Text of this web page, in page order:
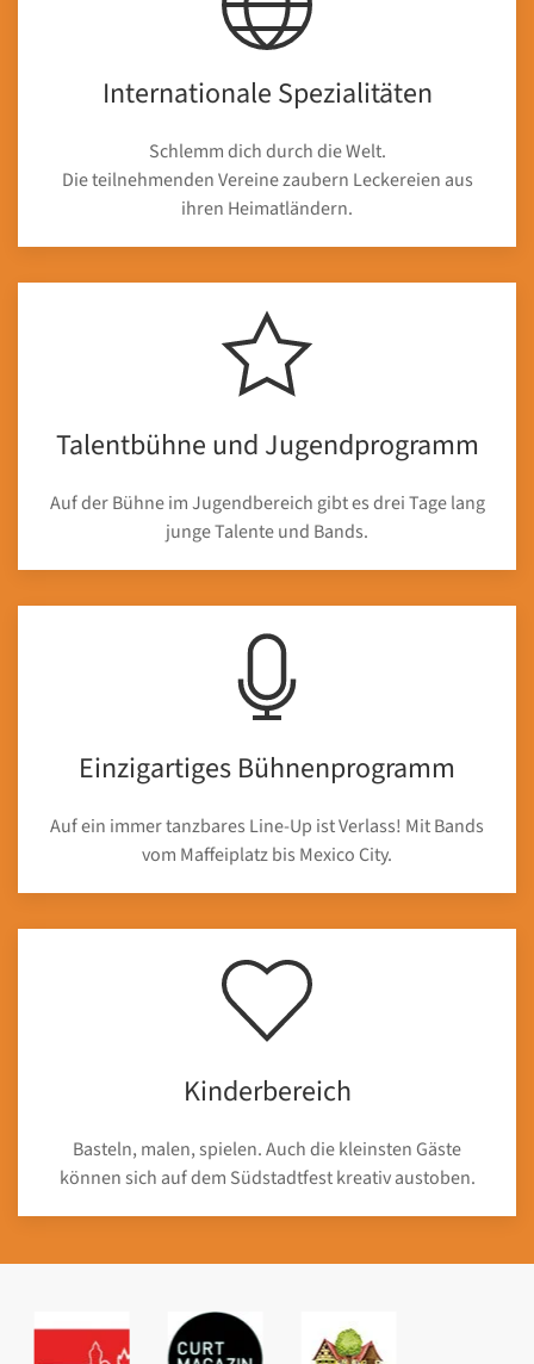
Internationale Spezialitäten
Schlemm dich durch die Welt.
Die teilnehmenden Vereine zaubern Leckereien aus
ihren Heimatländern.
Talentbühne und Jugendprogramm
Auf der Bühne im Jugendbereich gibt es drei Tage lang
junge Talente und Bands.
Einzigartiges Bühnenprogramm
Auf ein immer tanzbares Line-Up ist Verlass! Mit Bands
vom Maffeiplatz bis Mexico City.
Kinderbereich
Basteln, malen, spielen. Auch die kleinsten Gäste
können sich auf dem Südstadtfest kreativ austoben.